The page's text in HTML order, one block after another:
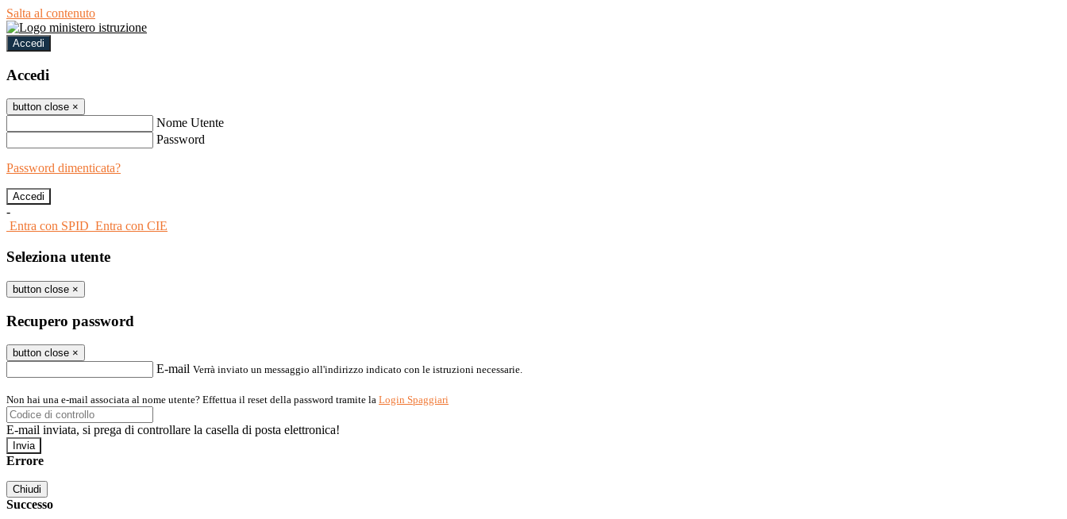
Salta al contenuto
Accedi
Accedi
button close ×
Nome Utente
Password
Password dimenticata?
-
Entra con SPID Entra con CIE
Seleziona utente
button close ×
Recupero password
button close ×
E-mail Verrà inviato un messaggio all'indirizzo indicato con le istruzioni necessarie.
Non hai una e-mail associata al nome utente? Effettua il reset della password tramite la Login Spaggiari
E-mail inviata, si prega di controllare la casella di posta elettronica!
Errore
Chiudi
Successo